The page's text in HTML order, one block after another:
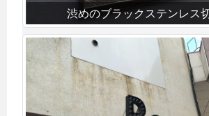
渋めのブラックステンレス